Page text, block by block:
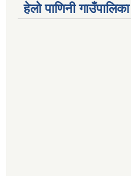
हेलो पाणिनी गाउँपालिका